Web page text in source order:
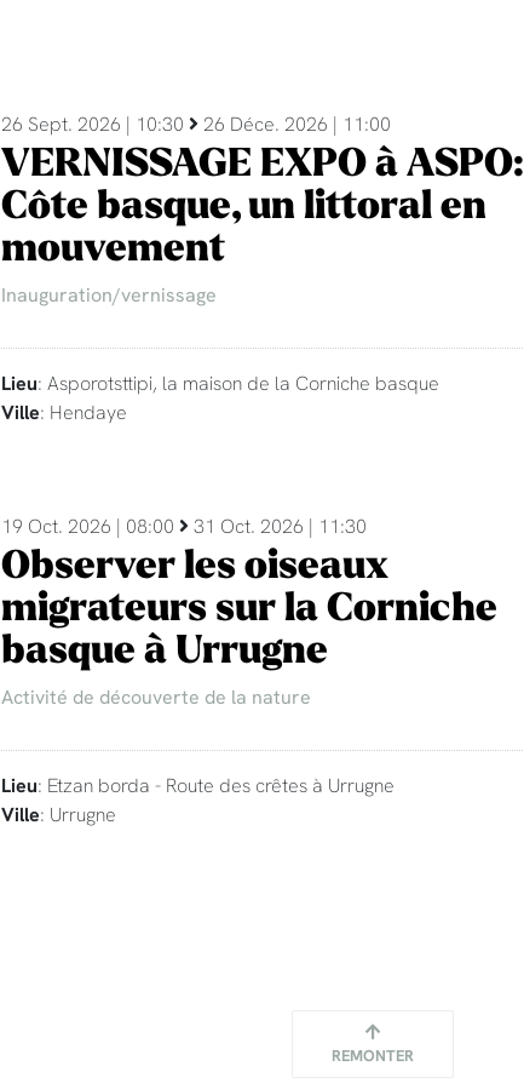
26 Sept. 2026 | 10:30 26 Déce. 2026 | 11:00
VERNISSAGE EXPO à ASPO:
Côte basque, un littoral en
mouvement
Inauguration/vernissage
Lieu: Asporotsttipi, la maison de la Corniche basque
Ville: Hendaye
19 Oct. 2026 | 08:00 31 Oct. 2026 | 11:30
Observer les oiseaux
migrateurs sur la Corniche
basque à Urrugne
Activité de découverte de la nature
Lieu: Etzan borda - Route des crêtes à Urrugne
Ville: Urrugne
REMONTER